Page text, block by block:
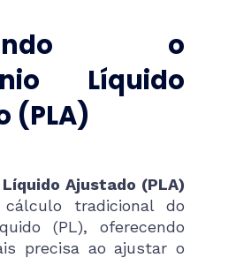
o
Líquido
(PLA)
Ajustado (PLA)
tradicional do
(PL), oferecendo
precisa ao ajustar o